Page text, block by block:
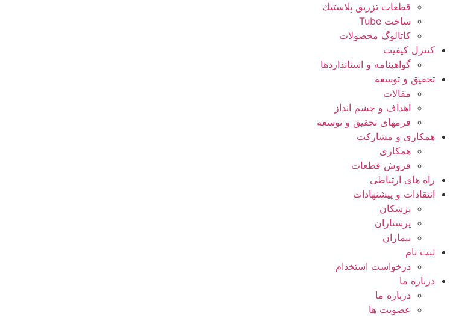
قطعات تزريق پلاستيك
ساخت Tube
کاتالوگ محصولات
کنترل کیفیت
گواهينامه و استانداردها
تحقيق و توسعه
مقالات
اهداف و چشم انداز
فرمهای تحقیق و توسعه
همکاری و مشارکت
همکاری
فروش قطعات
راه های ارتباطی
انتقادات و پيشنهادات
پزشكان
پرستاران
بيماران
ثبت نام
درخواست استخدام
درباره ما
درباره ما
عضویت ها